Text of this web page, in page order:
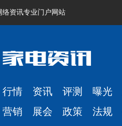
络资讯专业门户网站
行情 资讯 评测 曝光
营销 展会 政策 法规